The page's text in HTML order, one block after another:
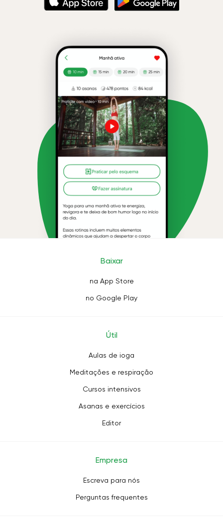
Baixar
na App Store
no Google Play
Útil
Aulas de ioga
Meditações e respiração
Cursos intensivos
Asanas e exercícios
Editor
Empresa
Escreva para nós
Perguntas frequentes